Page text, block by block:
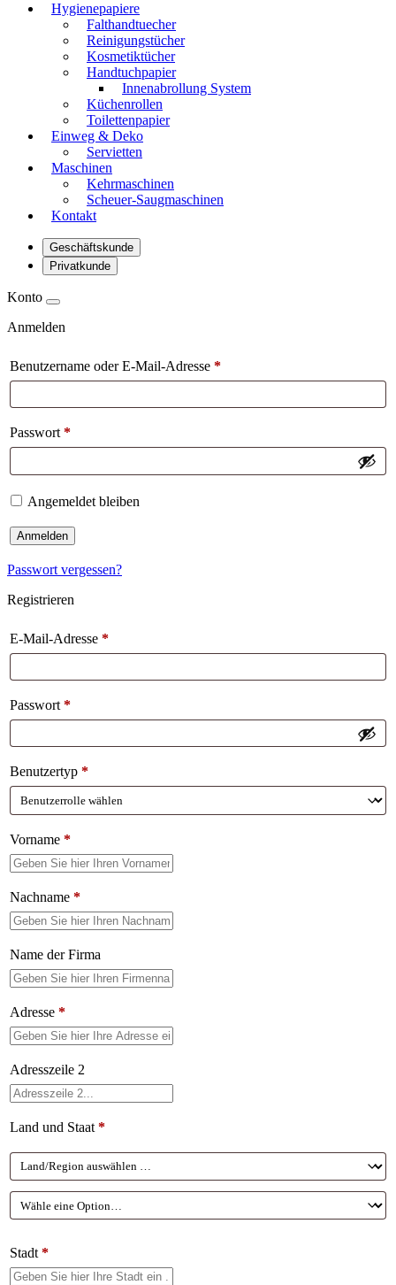
Hygienepapiere
Falthandtuecher
Reinigungstücher
Kosmetiktücher
Handtuchpapier
Innenabrollung System
Küchenrollen
Toilettenpapier
Einweg & Deko
Servietten
Maschinen
Kehrmaschinen
Scheuer-Saugmaschinen
Kontakt
Geschäftskunde
Privatkunde
Konto
Anmelden
Benutzername oder E-Mail-Adresse *
Passwort *
Angemeldet bleiben
Anmelden
Passwort vergessen?
Registrieren
E-Mail-Adresse *
Passwort *
Benutzertyp *
Vorname *
Nachname *
Name der Firma
Adresse *
Adresszeile 2
Land und Staat *
Stadt *